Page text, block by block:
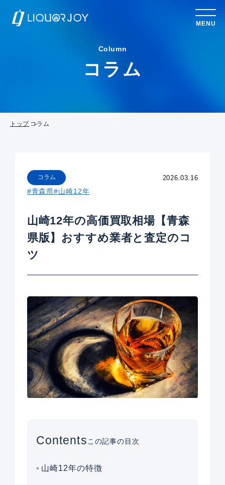
MENU
Column
コラム
トップ コラム
2026.03.16
コラム
#青森県#山崎12年
山崎12年の高価買取相場【青森
県版】おすすめ業者と査定のコ
ツ
Contentsこの記事の目次
山崎12年の特徴